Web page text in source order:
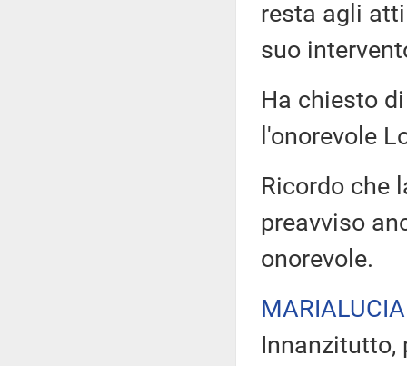
resta agli
suo
Ha chiesto
l'onorevole
Ricordo che
preavviso
onorevole.
Innanzitutto,